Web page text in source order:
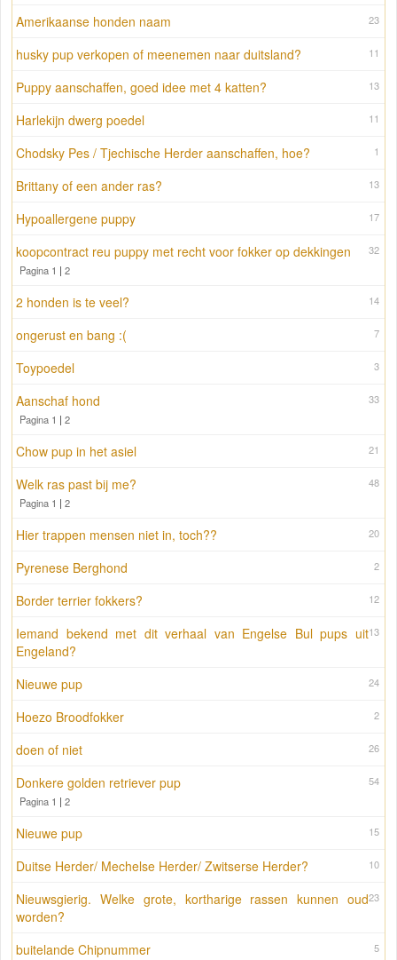
23
Amerikaanse honden naam
11
husky pup verkopen of meenemen naar duitsland?
13
Puppy aanschaffen, goed idee met 4 katten?
11
Harlekijn dwerg poedel
1
Chodsky Pes / Tjechische Herder aanschaffen, hoe?
13
Brittany of een ander ras?
17
Hypoallergene puppy
32
koopcontract reu puppy met recht voor fokker op dekkingen
Pagina 1 | 2
14
2 honden is te veel?
7
ongerust en bang :(
3
Toypoedel
33
Aanschaf hond
Pagina 1 | 2
21
Chow pup in het asiel
48
Welk ras past bij me?
Pagina 1 | 2
20
Hier trappen mensen niet in, toch??
2
Pyrenese Berghond
12
Border terrier fokkers?
13
Iemand bekend met dit verhaal van Engelse Bul pups uit
Engeland?
24
Nieuwe pup
2
Hoezo Broodfokker
26
doen of niet
54
Donkere golden retriever pup
Pagina 1 | 2
15
Nieuwe pup
10
Duitse Herder/ Mechelse Herder/ Zwitserse Herder?
23
Nieuwsgierig. Welke grote, kortharige rassen kunnen oud
worden?
5
buitelande Chipnummer